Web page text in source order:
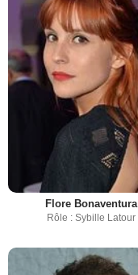
Flore Bonaventura
Rôle : Sybille Latour